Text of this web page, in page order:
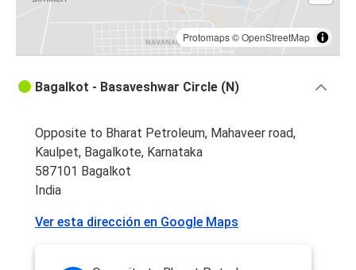
Protomaps©OpenStreetMap
Bagalkot - Basaveshwar Circle (N)
Opposite to Bharat Petroleum, Mahaveer road,
Kaulpet, Bagalkote, Karnataka
587101 Bagalkot
India
Ver esta dirección en Google Maps